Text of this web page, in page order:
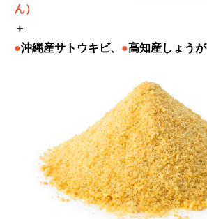
ん）
＋
●沖縄産サトウキビ、 ●高知産しょうが